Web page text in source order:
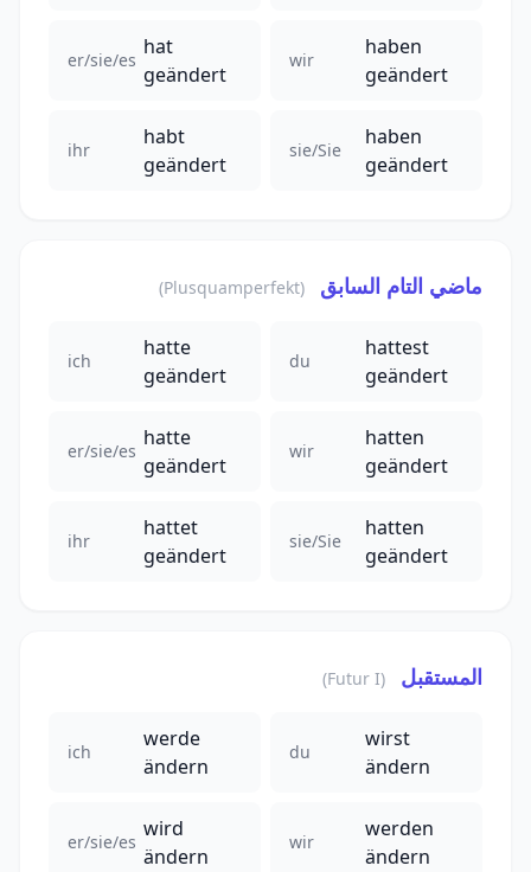
er/sie/es
hat
geändert
wir
haben
geändert
ihr
habt
geändert
sie/Sie
haben
geändert
ماضي التام السابق (Plusquamperfekt)
ich
hatte
geändert
du
hattest
geändert
er/sie/es
hatte
geändert
wir
hatten
geändert
ihr
hattet
geändert
sie/Sie
hatten
geändert
المستقبل (Futur I)
ich
werde
ändern
du
wirst
ändern
er/sie/es
wird
ändern
wir
werden
ändern